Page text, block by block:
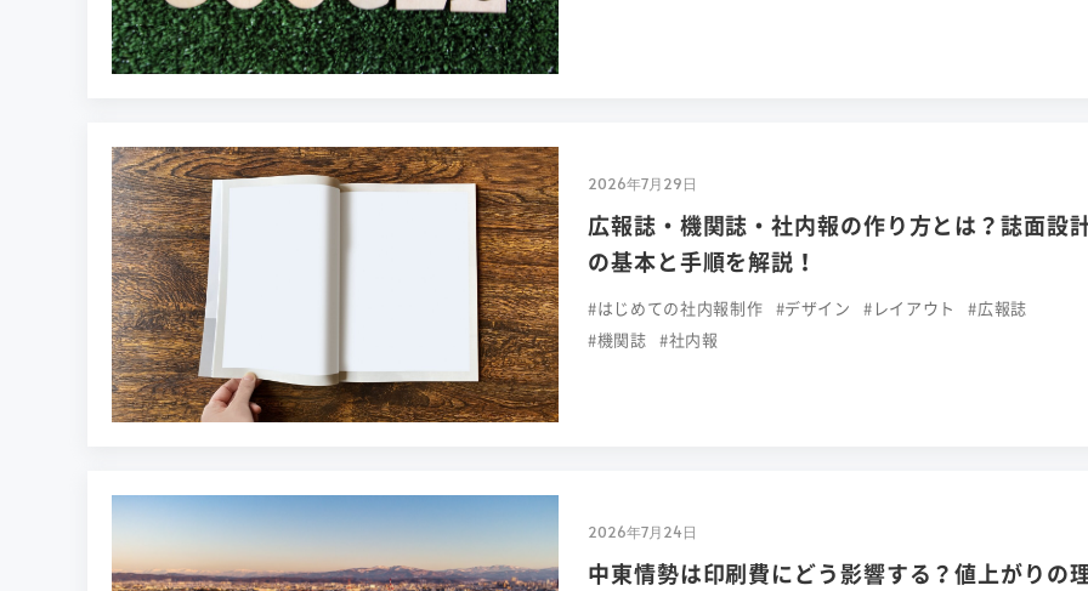
2026年7月29日
広報誌・機関誌・社内報の作り方とは？誌面設
の基本と手順を解説！
#はじめての社内報制作 #デザイン #レイアウト
#広報誌
#機関誌 #社内報
2026年7月24日
中東情勢は印刷費にどう影響する？値上がりの